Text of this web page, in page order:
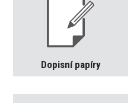
Dopisní papíry